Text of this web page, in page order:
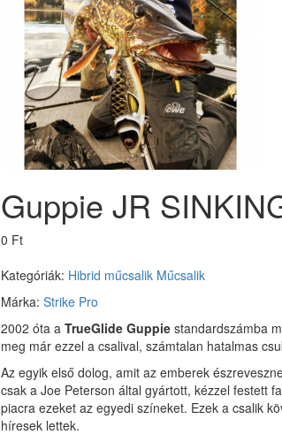
Guppie JR
0 Ft
Kategóriák: Hibrid műcsalik Műcsalik
Márka: Strike Pro
2002 óta a TrueGlide Guppie standardszámba
meg már ezzel a csalival, számtalan hatalmas
Az egyik első dolog, amit az emberek
csak a Joe Peterson által gyártott, kézzel festett
piacra ezeket az egyedi színeket. Ezek a csalik
híresek lettek.